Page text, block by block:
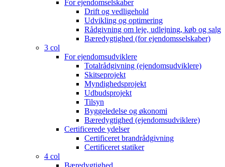
For ejendomselskaber
Drift og vedligehold
Udvikling og optimering
Rådgivning om leje, udlejning, køb og salg
Bæredygtighed (for ejendomsselskaber)
3 col
For ejendomsudviklere
Totalrådgivning (ejendomsudviklere)
Skitseprojekt
Myndighedsprojekt
Udbudsprojekt
Tilsyn
Byggeledelse og økonomi
Bæredygtighed (ejendomsudviklere)
Certificerede ydelser
Certificeret brandrådgivning
Certificeret statiker
4 col
Bæredygtighed